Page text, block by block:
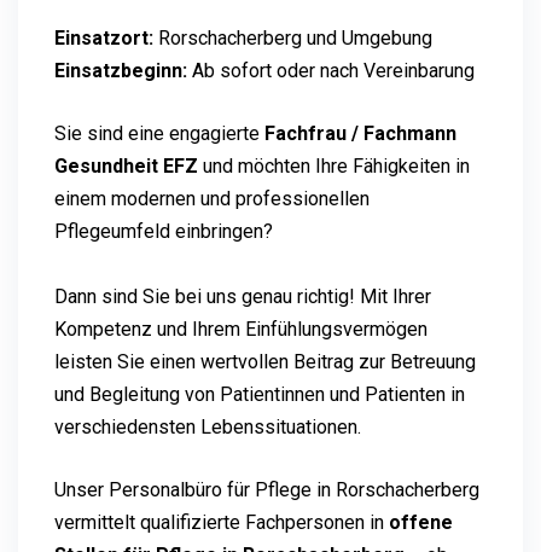
Einsatzort: Rorschacherberg und Umgebung
Einsatzbeginn: Ab sofort oder nach Vereinbarung
Sie sind eine engagierte Fachfrau / Fachmann
Gesundheit EFZ und möchten Ihre Fähigkeiten in
einem modernen und professionellen
Pflegeumfeld einbringen?
Dann sind Sie bei uns genau richtig! Mit Ihrer
Kompetenz und Ihrem Einfühlungsvermögen
leisten Sie einen wertvollen Beitrag zur Betreuung
und Begleitung von Patientinnen und Patienten in
verschiedensten Lebenssituationen.
Unser Personalbüro für Pflege in Rorschacherberg
vermittelt qualifizierte Fachpersonen in offene